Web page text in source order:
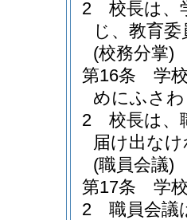
2
校長は、
じ、教育
(校務分掌)
第16条
学
めにふさ
2
校長は、
届け出な
(職員会議)
第17条
学
2
職員会議